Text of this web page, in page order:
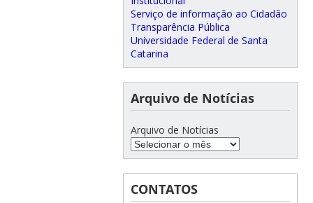
Serviço de informação ao Cidadão
Transparência Pública
Universidade Federal de Santa
Catarina
Arquivo de Notícias
Arquivo de Notícias
CONTATOS